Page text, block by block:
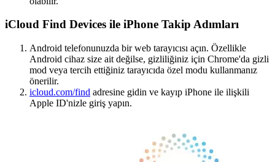
iCloud Find Devices ile iPhone Takip Adımları
Android telefonunuzda bir web tarayıcısı açın. Özellikle
Android cihaz size ait değilse, gizliliğiniz için Chrome'da gizli
mod veya tercih ettiğiniz tarayıcıda özel modu kullanmanız
önerilir.
icloud.com/find adresine gidin ve kayıp iPhone ile ilişkili
Apple ID'nizle giriş yapın.